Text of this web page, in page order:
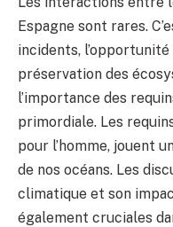
Espagne sont rares.
incidents,
préservation des
l’importance des
primordiale. Les
pour l’homme, jouent
de nos océans. Les
climatique et son
également cruciales